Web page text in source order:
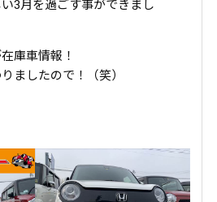
3月を過ごす事ができまし
庫車情報！
ましたので！（笑）